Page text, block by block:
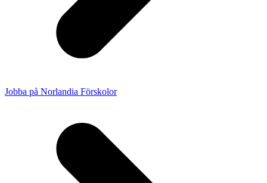
Jobba på Norlandia Förskolor